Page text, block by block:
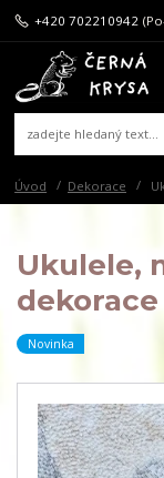
+420 702210942
Úvod Dekorace
Ukulele,
dekorace
Novinka